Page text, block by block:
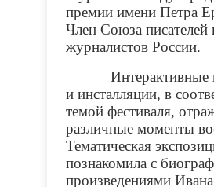
премии имени Петра
Член Союза
журналистов России.
и инсталляции, в
темой фестиваля,
различные моменты
Тематическая
познакомила с
произведениями Ивана